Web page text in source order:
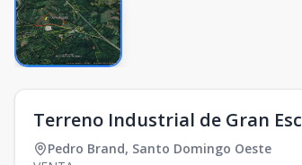
Terreno Industrial de Gran
Pedro Brand, Santo Domingo Oeste